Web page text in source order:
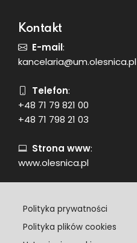
Kontakt
E-mail:
kancelaria@um.olesnica.pl
Telefon:
+48 71 79 821 00
+48 71 798 21 03
Strona www:
www.olesnica.pl
Polityka prywatności
Polityka plików cookies